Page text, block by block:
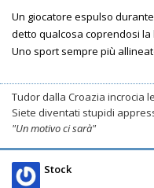
Un giocatore espulso
detto qualcosa coprendosi la
Uno sport sempre più
Tudor dalla Croazia incrocia
Siete diventati stupidi
"Un motivo ci sarà"
Stock